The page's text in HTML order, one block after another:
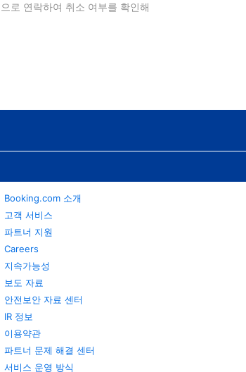
로 연락하여 취소 여부를 확인해
Booking.com 소개
고객 서비스
파트너 지원
Careers
지속가능성
보도 자료
안전보안 자료 센터
IR 정보
이용약관
파트너 문제 해결 센터
서비스 운영 방식